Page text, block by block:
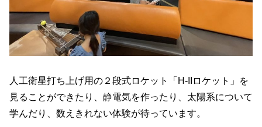
人工衛星打ち上げ用の２段式ロケット「H-IIロケット」を
見ることができたり、静電気を作ったり、太陽系について
学んだり、数えきれない体験が待っています。